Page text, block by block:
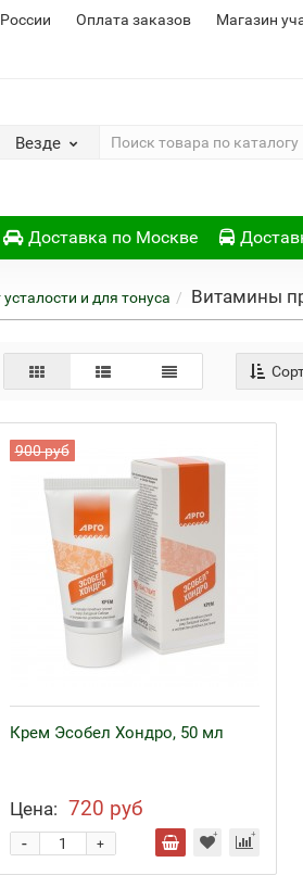
Оплата заказов Магазин
Везде
Доставка по Москве
усталости и для тонуса Витамины
900 руб
Крем Эсобел Хондро, 50 мл
Цена: 720 руб
+
-